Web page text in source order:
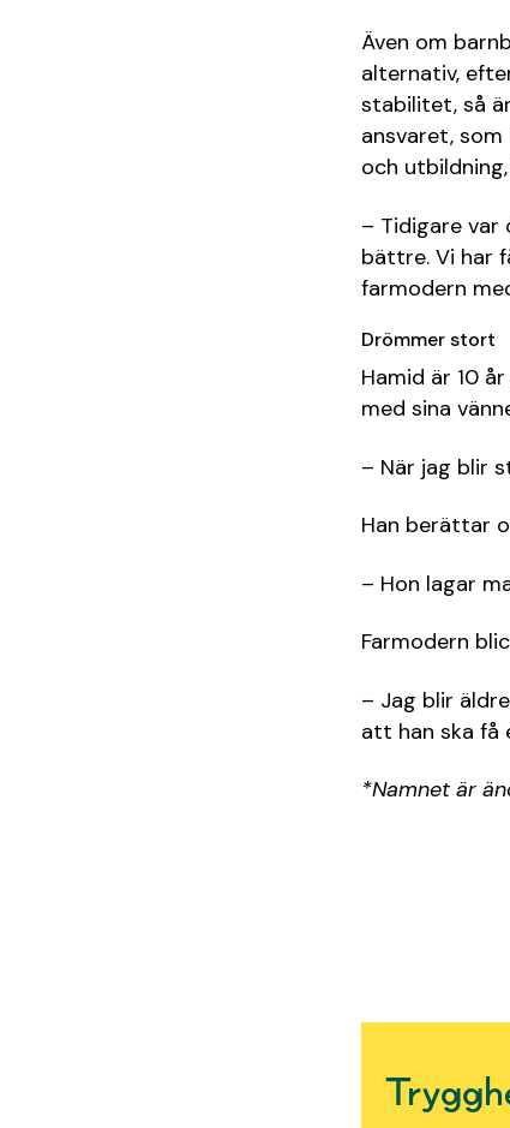
Även om
alternativ,
stabilitet, så
ansvaret,
och
– Tidigare var
bättre. Vi har
farmodern
Drömmer stort
Hamid är 10
med sina
– När jag blir
Han berättar
– Hon lagar
Farmodern
– Jag blir
att han ska få
*Namnet är